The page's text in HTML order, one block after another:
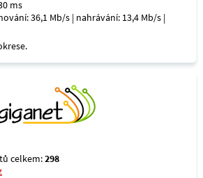
ms
36,1 Mb/s | nahrávání: 13,4 Mb/s |
celkem:298